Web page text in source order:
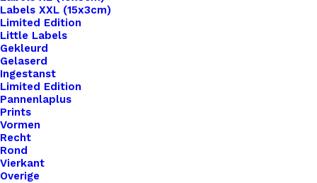
Labels XXL (15x3cm)
Limited Edition
Little Labels
Gekleurd
Gelaserd
Ingestanst
Limited Edition
Pannenlaplus
Prints
Vormen
Recht
Rond
Vierkant
Overige
Home
Benodigdheden
Portemonnee Sluiting 10cm Zilver
Portemonnee Sluiting
10cm Zilver
€
Of je nu op zoek bent naar een klassieke metalen